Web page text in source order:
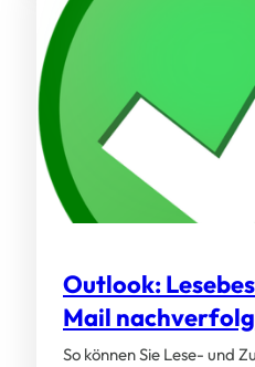
Outlook:
Mail
So können Sie Lese- und